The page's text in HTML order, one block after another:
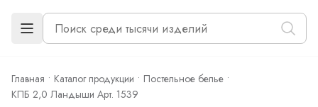
Главная Каталог продукции
Постельное белье
КПБ 2,0 Ландыши Арт. 1539